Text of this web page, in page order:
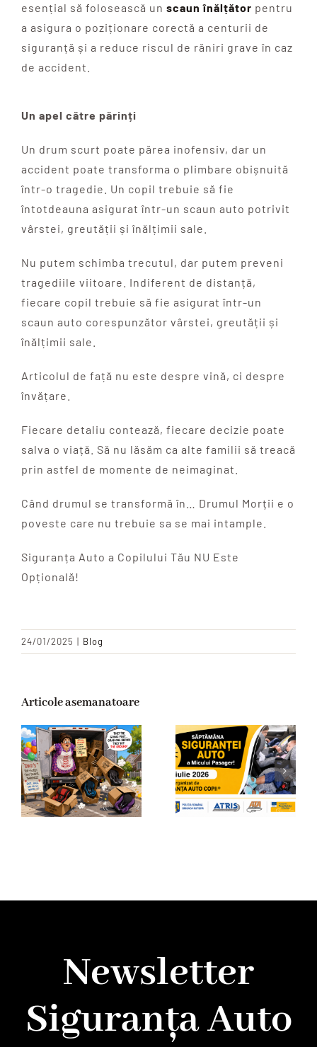
esențial să folosească un scaun înălțător pentru
a asigura o poziționare corectă a centurii de
siguranță și a reduce riscul de răniri grave în caz
de accident.
Un apel către părinți
Un drum scurt poate părea inofensiv, dar un
accident poate transforma o plimbare obișnuită
într-o tragedie. Un copil trebuie să fie
întotdeauna asigurat într-un scaun auto potrivit
vârstei, greutății și înălțimii sale.
Nu putem schimba trecutul, dar putem preveni
tragediile viitoare. Indiferent de distanță,
fiecare copil trebuie să fie asigurat într-un
scaun auto corespunzător vârstei, greutății și
înălțimii sale.
Articolul de față nu este despre vină, ci despre
învățare.
Fiecare detaliu contează, fiecare decizie poate
salva o viață. Să nu lăsăm ca alte familii să treacă
prin astfel de momente de neimaginat.
Când drumul se transformă în… Drumul Morții e o
poveste care nu trebuie sa se mai intample.
Siguranța Auto a Copilului Tău NU Este
Opțională!
24/01/2025 | Blog
Articole asemanatoare
Newsletter
Siguranța Auto